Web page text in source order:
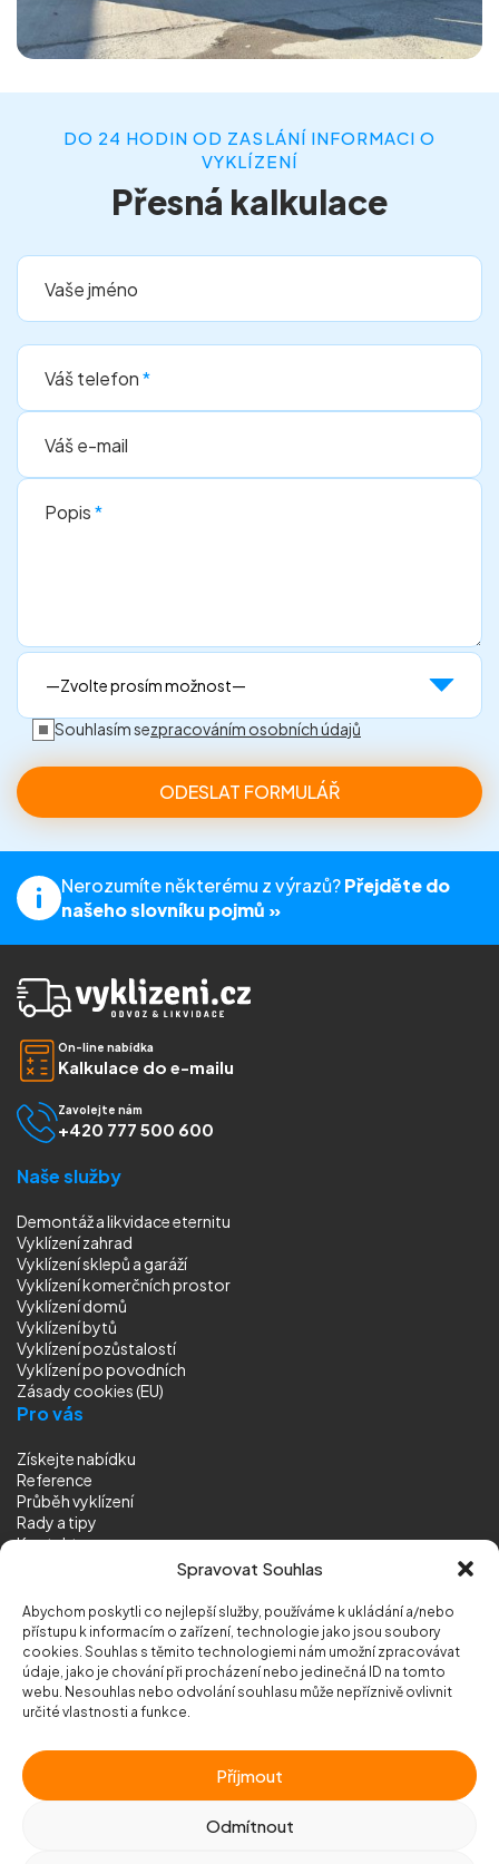
Spravovat Souhlas
Abychom poskytli co nejlepší služby, používáme k ukládání a/nebo
přístupu k informacím o zařízení, technologie jako jsou soubory
cookies. Souhlas s těmito technologiemi nám umožní zpracovávat
údaje, jako je chování při procházení nebo jedinečná ID na tomto
webu. Nesouhlas nebo odvolání souhlasu může nepříznivě ovlivnit
určité vlastnosti a funkce.
Příjmout
Odmítnout
DO 24 HODIN OD ZASLÁNÍ INFORMACI O
VYKLÍZENÍ
Přesná kalkulace
Vaše jméno
Váš telefon*
Váš e-mail
Popis*
Souhlasím sezpracováním osobních údajů
Nerozumíte některému z výrazů?Přejděte do
našeho slovníku pojmů »
On-line nabídka
Kalkulace do e-mailu
Zavolejte nám
+420 777 500 600
Naše služby
Demontáž a likvidace eternitu
Vyklízení zahrad
Vyklízení sklepů a garáží
Vyklízení komerčních prostor
Vyklízení domů
Vyklízení bytů
Vyklízení pozůstalostí
Vyklízenípo povodních
Zásady cookies (EU)
Pro vás
Získejte nabídku
Reference
Průběh vyklízení
Rady a tipy
Kontakt
© 2026 Vyklizeni.cz (mapa stránek)
Chráněno služboureCAPTCHA